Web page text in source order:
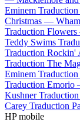
Eminem
Christmas — Wham
Traduction
Teddy Swims
Traduction Rockin'
Traduction The
Eminem
Traduction
Kushner
Carey Traduction
HP mobile